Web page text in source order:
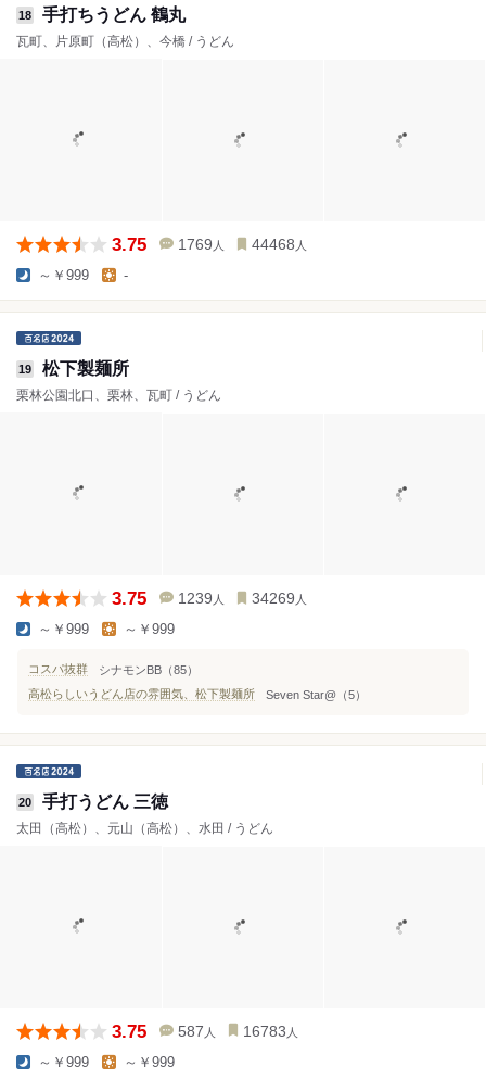
18 手打ちうどん 鶴丸
瓦町、片原町（高松）、今橋 / うどん
3.75 1769 人 44468 人
～￥999 -
19 松下製麺所
栗林公園北口、栗林、瓦町 / うどん
3.75 1239 人 34269 人
～￥999 ～￥999
コスパ抜群
シナモンBB（85）
高松らしいうどん店の雰囲気、松下製麺所
Seven Star@（5）
20 手打うどん 三徳
太田（高松）、元山（高松）、水田 / うどん
3.75 587 人 16783 人
～￥999 ～￥999